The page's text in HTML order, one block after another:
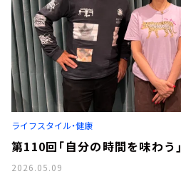
ライフスタイル・健康
第110回「自分の時間を味わう」
2026.05.09